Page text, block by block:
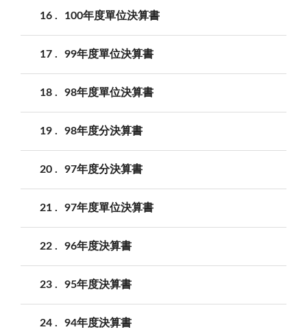
16 100年度單位決算書
17 99年度單位決算書
18 98年度單位決算書
19 98年度分決算書
20 97年度分決算書
21 97年度單位決算書
22 96年度決算書
23 95年度決算書
24 94年度決算書